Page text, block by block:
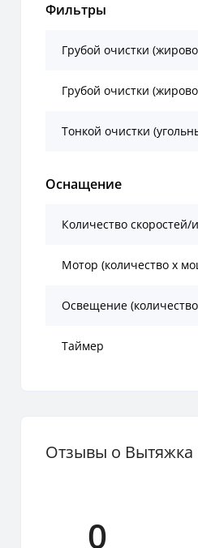
Фильтры
Грубой очистки
Грубой очистки
Тонкой очистки
Оснащение
Количество
Мотор (количество х
Освещение
Таймер
Отзывы о Вытяжка
0